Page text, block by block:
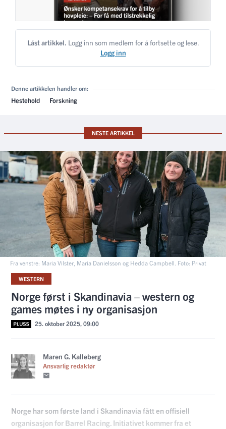
Låst artikkel. Logg inn som medlem for å fortsette og lese.
Logg inn
Denne artikkelen handler om:
Hestehold Forskning
NESTE ARTIKKEL
Fra venstre: Maria Vilster, Maria Danielsson og Hedda Campbell. Foto: Privat
WESTERN
Norge først i Skandinavia – western og
games møtes i ny organisasjon
25. oktober 2025, 09:00
Maren G. Kalleberg
Ansvarlig redaktør
Norge har som første land i Skandinavia fått en offisiell
organisasjon for Barrel Racing. Initiativet kommer fra et